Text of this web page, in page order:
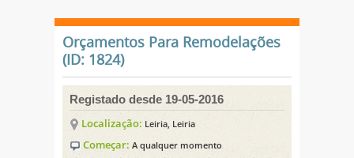
Orçamentos Para Remodelações
(ID: 1824)
Registado desde 19-05-2016
Localização: Leiria, Leiria
Começar: A qualquer momento